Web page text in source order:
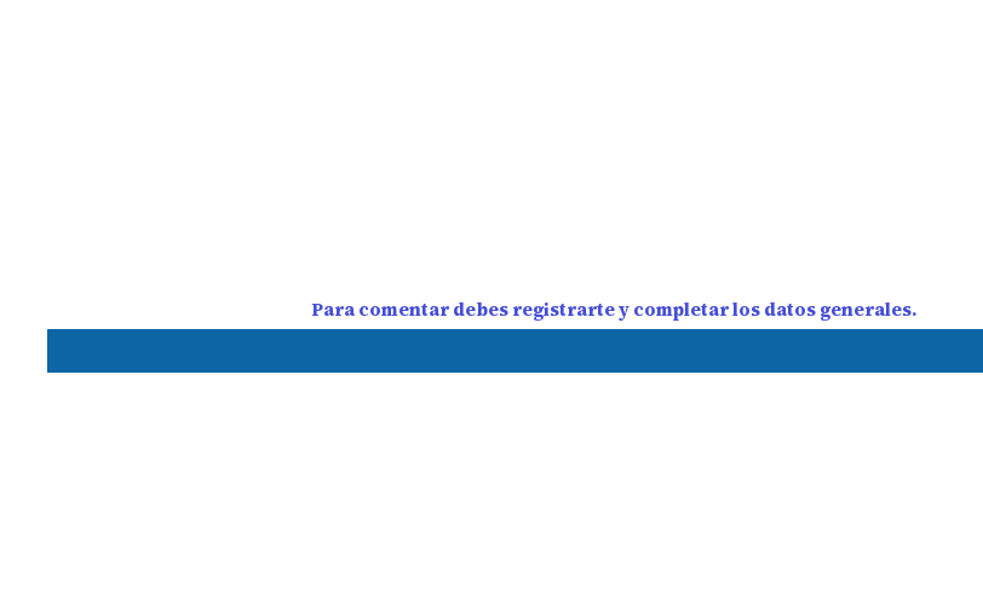
Para comentar debes registrarte y completar los datos generales.